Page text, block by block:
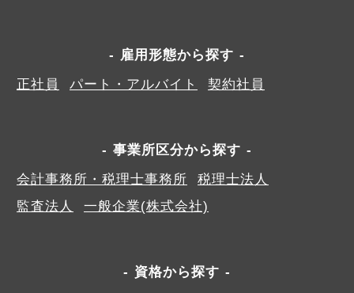
雇用形態から探す
正社員
パート・アルバイト 契約社員
事業所区分から探す
会計事務所・税理士事務所
税理士法人
監査法人
一般企業(株式会社)
資格から探す